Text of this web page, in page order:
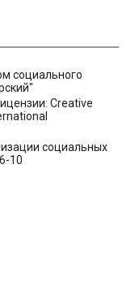
социального
Creative
социальных
10